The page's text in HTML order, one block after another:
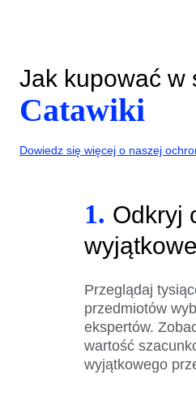
Jak kupować w
Catawiki
Dowiedz się więcej o naszej
1. Odkryj
Przeglądaj
przedmiotów
ekspertów.
wartość
wyjątkowego